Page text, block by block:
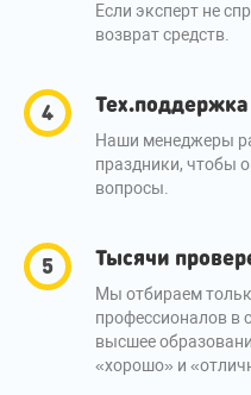
Если эксперт не
возврат средств.
Наши менеджеры
праздники, чтобы
вопросы.
Тысячи
Мы отбираем
профессионалов в
высшее
«хорошо» и